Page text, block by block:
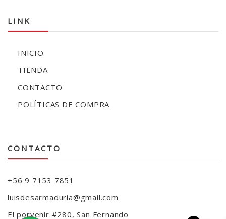
LINK
INICIO
TIENDA
CONTACTO
POLÍTICAS DE COMPRA
CONTACTO
+56 9 7153 7851
luisdesarmaduria@gmail.com
El porvenir #280, San Fernando